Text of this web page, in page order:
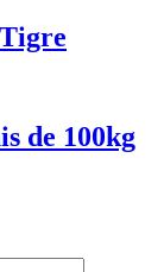
de 100kg